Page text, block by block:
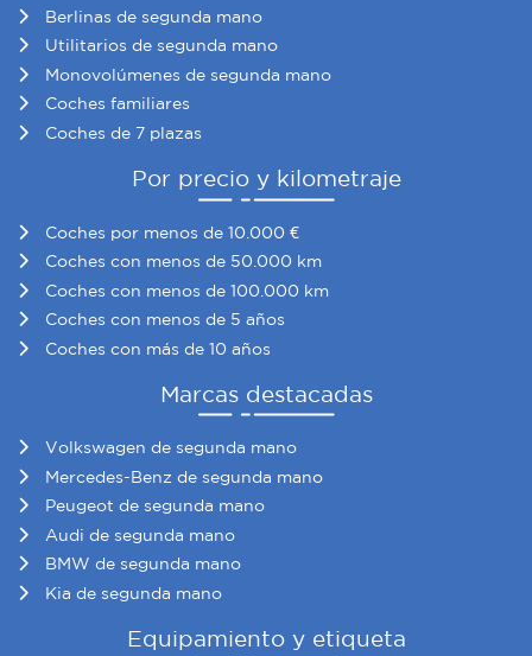
Berlinas de segunda mano
Utilitarios de segunda mano
Monovolúmenes de segunda mano
Coches familiares
Coches de 7 plazas
Por precio y kilometraje
Coches por menos de 10.000 €
Coches con menos de 50.000 km
Coches con menos de 100.000 km
Coches con menos de 5 años
Coches con más de 10 años
Marcas destacadas
Volkswagen de segunda mano
Mercedes-Benz de segunda mano
Peugeot de segunda mano
Audi de segunda mano
BMW de segunda mano
Kia de segunda mano
Equipamiento y etiqueta